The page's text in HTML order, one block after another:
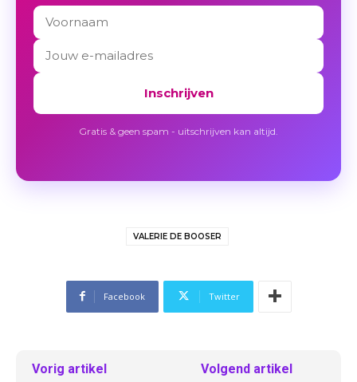
Inschrijven
Gratis & geen spam - uitschrijven kan altijd.
VALERIE DE BOOSER
Facebook Twitter
Vorig artikel Volgend artikel